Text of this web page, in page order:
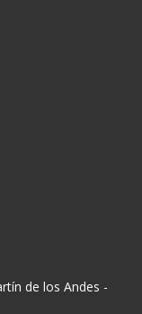
de los Andes -